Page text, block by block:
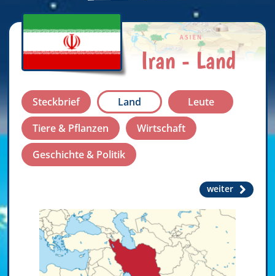
Iran - Land
Steckbrief Land
Leute
Tiere & Pflanzen
Wirtschaft
Geschichte & Politik
weiter